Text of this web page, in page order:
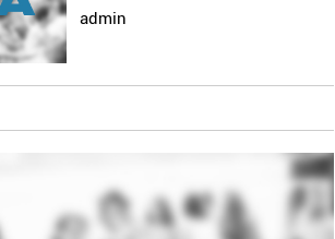
admin